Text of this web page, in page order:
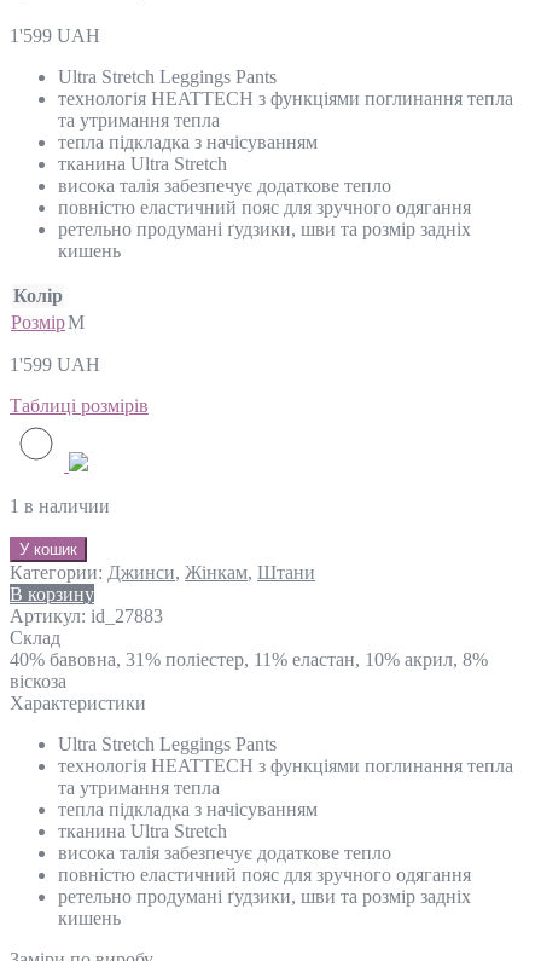
1'599 UAH
Ultra Stretch Leggings Pants
технологія HEATTECH з функціями поглинання тепла
та утримання тепла
тепла підкладка з начісуванням
тканина Ultra Stretch
висока талія забезпечує додаткове тепло
повністю еластичний пояс для зручного одягання
ретельно продумані ґудзики, шви та розмір задніх
кишень
Колір
РозмірM
1'599 UAH
Таблиці розмірів
1 в наличии
У кошик
Категории: Джинси, Жінкам, Штани
В корзину
Артикул: id_27883
Склад
40% бавовна, 31% поліестер, 11% еластан, 10% акрил, 8%
віскоза
Характеристики
Ultra Stretch Leggings Pants
технологія HEATTECH з функціями поглинання тепла
та утримання тепла
тепла підкладка з начісуванням
тканина Ultra Stretch
висока талія забезпечує додаткове тепло
повністю еластичний пояс для зручного одягання
ретельно продумані ґудзики, шви та розмір задніх
кишень